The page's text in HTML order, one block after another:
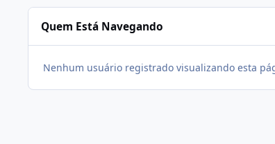
Quem Está Navegando
Nenhum usuário registrado visualizando esta